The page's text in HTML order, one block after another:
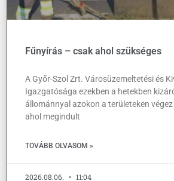
Fűnyírás – csak ahol szükséges
A Győr-Szol Zrt. Városüzemeltetési és
Igazgatósága ezekben a hetekben
állománnyal azokon a területeken
ahol megindult
TOVÁBB OLVASOM »
2026.08.06. 11:04